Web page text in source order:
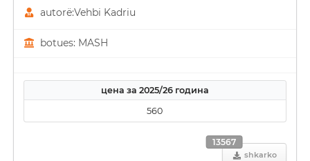
autorë:Vehbi Kadriu
botues: MASH
цена за 2025/26 година
560
shkarko
13567